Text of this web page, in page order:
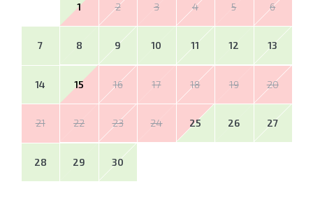
1 2 3 4 5 6
7 8 9 10 11 12 13
14 15 16 17 18 19 20
21 22 23 24 25 26 27
28 29 30